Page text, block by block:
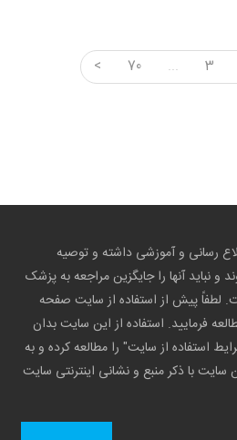
3
...
70
<
رسانی و آموزشی داشته و توصیه
آنها را جایگزین مراجعه به پزشک
پیش از استفاده از سایت صفحه
فرمایید. استفاده از این سایت بدان
استفاده از سایت" را مطالعه کرده و به
سایت با ذکر منبع و نشانی اینترنتی سایت